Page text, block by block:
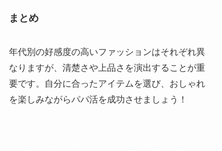
まとめ
年代別の好感度の高いファッションはそれぞれ異
なりますが、清楚さや上品さを演出することが重
要です。自分に合ったアイテムを選び、おしゃれ
を楽しみながらパパ活を成功させましょう！